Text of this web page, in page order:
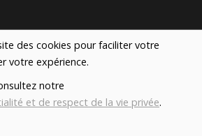
des cookies pour faciliter votre
votre expérience.
notre
et de respect de la vie privée.